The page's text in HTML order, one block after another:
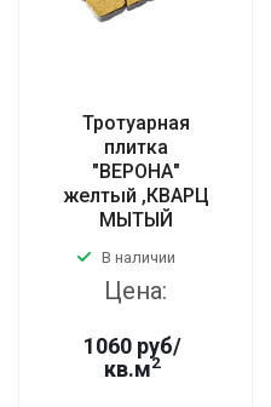
Тротуарная
плитка
"ВЕРОНА"
желтый ,КВАРЦ
МЫТЫЙ
В наличии
Цена:
1060 руб/
кв.м2